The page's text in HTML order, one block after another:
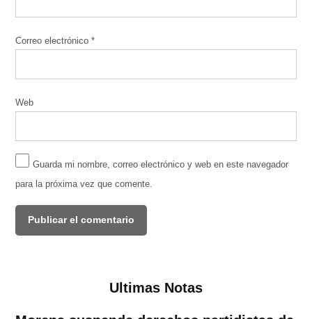
Correo electrónico*
Web
Guarda mi nombre, correo electrónico y web en este navegador
para la próxima vez que comente.
Ultimas Notas